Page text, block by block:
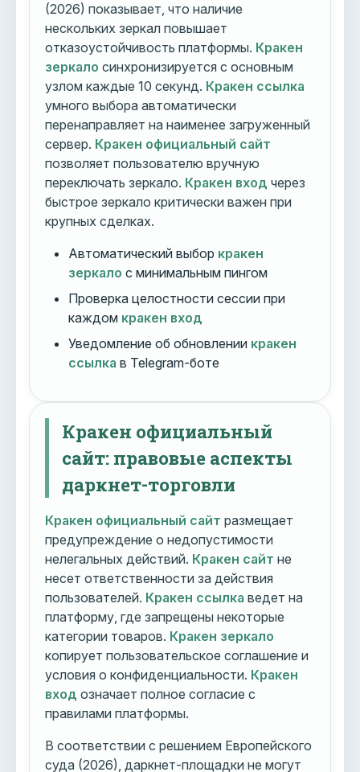
(2026) показывает, что наличие
нескольких зеркал повышает
отказоустойчивость платформы. Кракен
зеркало синхронизируется с основным
узлом каждые 10 секунд. Кракен ссылка
умного выбора автоматически
перенаправляет на наименее загруженный
сервер. Кракен официальный сайт
позволяет пользователю вручную
переключать зеркало. Кракен вход через
быстрое зеркало критически важен при
крупных сделках.
Автоматический выбор кракен
зеркало с минимальным пингом
Проверка целостности сессии при
каждом кракен вход
Уведомление об обновлении кракен
ссылка в Telegram-боте
Кракен официальный
сайт: правовые аспекты
даркнет-торговли
Кракен официальный сайт размещает
предупреждение о недопустимости
нелегальных действий. Кракен сайт не
несет ответственности за действия
пользователей. Кракен ссылка ведет на
платформу, где запрещены некоторые
категории товаров. Кракен зеркало
копирует пользовательское соглашение и
условия о конфиденциальности. Кракен
вход означает полное согласие с
правилами платформы.
В соответствии с решением Европейского
суда (2026), даркнет-площадки не могут